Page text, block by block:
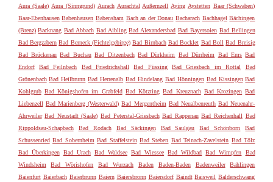
Aura (Saale) Aura (Sinngrund) Aurach Aurachtal Außernzell Aying Aystetten Baar (Schwaben)
Baar-Ebenhausen Babenhausen Babensham Bach an der Donau Bacharach Bachhagel Bächingen
(Brenz) Backnang Bad Abbach Bad Aibling Bad Alexandersbad Bad Bayersoien Bad Bellingen
Bad Bergzabern Bad Berneck (Fichtelgebirge) Bad Birnbach Bad Bocklet Bad Boll Bad Breisig
Bad Brückenau Bad Buchau Bad Ditzenbach Bad Dürkheim Bad Dürrheim Bad Ems Bad
Endorf
Bad Feilnbach Bad Friedrichshall Bad Füssing Bad Griesbach im Rottal
Bad
Grönenbach Bad Heilbrunn Bad Herrenalb Bad Hindelang Bad Hönningen Bad Kissingen Bad
Kohlgrub Bad Königshofen im Grabfeld Bad Kötzting Bad Kreuznach Bad Krozingen Bad
Liebenzell Bad Marienberg (Westerwald) Bad Mergentheim Bad Neualbenreuth Bad Neuenahr-
Ahrweiler Bad Neustadt (Saale) Bad Peterstal-Griesbach Bad Rappenau Bad Reichenhall Bad
Rippoldsau-Schapbach
Bad Rodach Bad Säckingen Bad Saulgau Bad Schönborn
Bad
Schussenried Bad Sobernheim Bad Staffelstein Bad Steben Bad Teinach-Zavelstein Bad Tölz
Bad Überkingen Bad Urach Bad Waldsee Bad Wiessee Bad Wildbad Bad Wimpfen
Bad
Windsheim
Bad Wörishofen Bad Wurzach Baden Baden-Baden Badenweiler
Bahlingen
Baienfurt Baierbach Baierbrunn Baiern Baiersbronn Baiersdorf Baindt Baisweil Balderschwang